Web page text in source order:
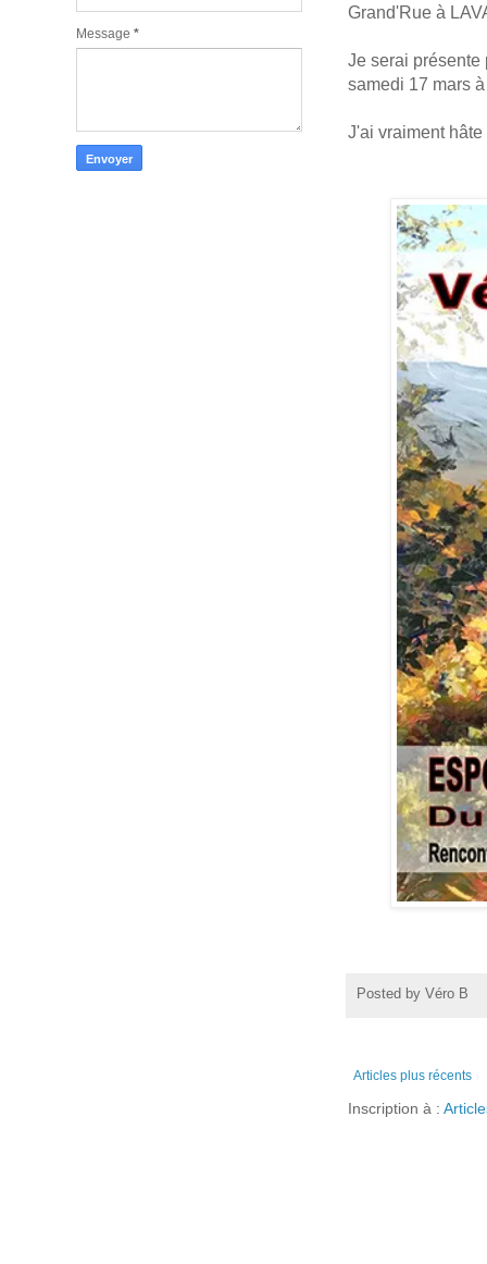
Grand'Rue à
Je serai présente
samedi 17 mars
J'ai vraiment
Posted by Véro B
Articles plus récents
Inscription à :
Message *